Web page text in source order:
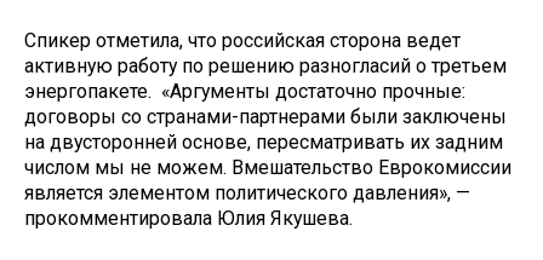
Спикер отметила, что российская сторона ведет
активную работу по решению разногласий о третьем
энергопакете. «Аргументы достаточно прочные:
договоры со странами-партнерами были заключены
на двусторонней основе, пересматривать их задним
числом мы не можем. Вмешательство Еврокомиссии
является элементом политического давления», —
прокомментировала Юлия Якушева.